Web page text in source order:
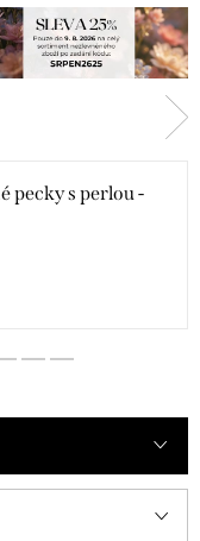
pecky s perlou -